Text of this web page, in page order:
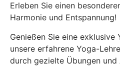
Erleben Sie einen
Harmonie und Entspannung!
Genießen Sie eine exklusive
unsere erfahrene Yoga-
durch gezielte Übungen und